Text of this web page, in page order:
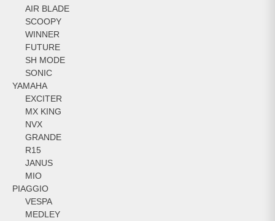
AIR BLADE
SCOOPY
WINNER
FUTURE
SH MODE
SONIC
YAMAHA
EXCITER
MX KING
NVX
GRANDE
R15
JANUS
MIO
PIAGGIO
VESPA
MEDLEY